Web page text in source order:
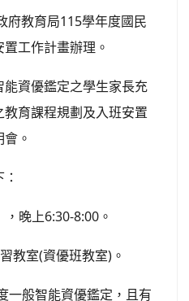
府教育局115學年度國民
工作計畫辦理。
資優鑑定之學生家長充
育課程規劃及入班安置
。
晚上6:30-8:00。
教室(資優班教室)。
一般智能資優鑑定，且有